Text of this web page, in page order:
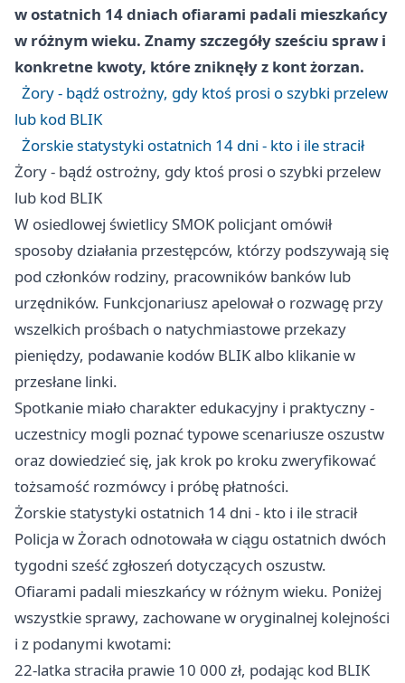
w ostatnich 14 dniach ofiarami padali mieszkańcy
w różnym wieku. Znamy szczegóły sześciu spraw i
konkretne kwoty, które zniknęły z kont żorzan.
Żory - bądź ostrożny, gdy ktoś prosi o szybki przelew
lub kod BLIK
Żorskie statystyki ostatnich 14 dni - kto i ile stracił
Żory - bądź ostrożny, gdy ktoś prosi o szybki przelew
lub kod BLIK
W osiedlowej świetlicy SMOK policjant omówił
sposoby działania przestępców, którzy podszywają się
pod członków rodziny, pracowników banków lub
urzędników. Funkcjonariusz apelował o rozwagę przy
wszelkich prośbach o natychmiastowe przekazy
pieniędzy, podawanie kodów BLIK albo klikanie w
przesłane linki.
Spotkanie miało charakter edukacyjny i praktyczny -
uczestnicy mogli poznać typowe scenariusze oszustw
oraz dowiedzieć się, jak krok po kroku zweryfikować
tożsamość rozmówcy i próbę płatności.
Żorskie statystyki ostatnich 14 dni - kto i ile stracił
Policja w Żorach odnotowała w ciągu ostatnich dwóch
tygodni sześć zgłoszeń dotyczących oszustw.
Ofiarami padali mieszkańcy w różnym wieku. Poniżej
wszystkie sprawy, zachowane w oryginalnej kolejności
i z podanymi kwotami:
22-latka straciła prawie 10 000 zł, podając kod BLIK